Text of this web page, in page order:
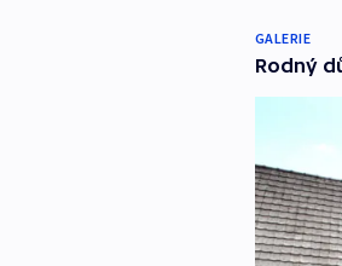
GALERIE
Rodný